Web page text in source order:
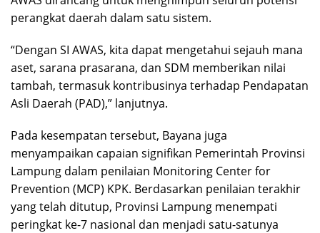
perangkat daerah dalam satu sistem.
“Dengan SI AWAS, kita dapat mengetahui sejauh mana
aset, sarana prasarana, dan SDM memberikan nilai
tambah, termasuk kontribusinya terhadap Pendapatan
Asli Daerah (PAD),” lanjutnya.
Pada kesempatan tersebut, Bayana juga
menyampaikan capaian signifikan Pemerintah Provinsi
Lampung dalam penilaian Monitoring Center for
Prevention (MCP) KPK. Berdasarkan penilaian terakhir
yang telah ditutup, Provinsi Lampung menempati
peringkat ke-7 nasional dan menjadi satu-satunya